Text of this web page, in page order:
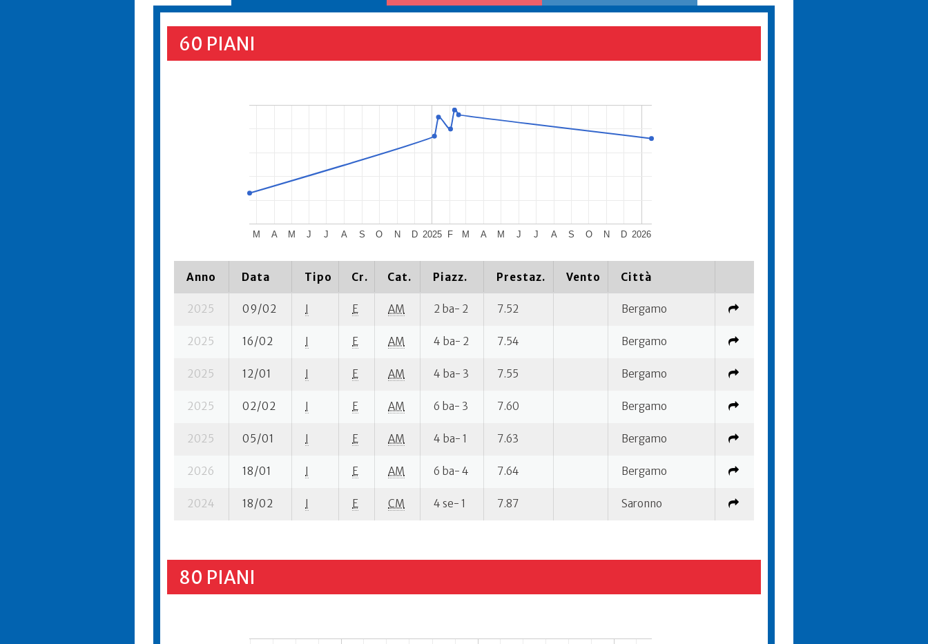
60 PIANI
2025 2026
M A M J J A S O N D F M A M J J A S O N D
Anno Data Tipo Cr. Cat. Piazz. Prestaz. Vento Città
2025 09/02 I E AM 2 ba- 2 7.52 Bergamo
2025 16/02 I E AM 4 ba- 2 7.54 Bergamo
2025 12/01 I E AM 4 ba- 3 7.55 Bergamo
2025 02/02 I E AM 6 ba- 3 7.60 Bergamo
2025 05/01 I E AM 4 ba- 1 7.63 Bergamo
2026 18/01 I E AM 6 ba- 4 7.64 Bergamo
2024 18/02 I E CM 4 se- 1 7.87 Saronno
80 PIANI